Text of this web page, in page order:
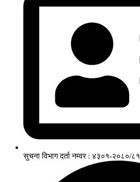
सुचना विभाग दर्ता नम्वर : ४३०१-२०८०/८१